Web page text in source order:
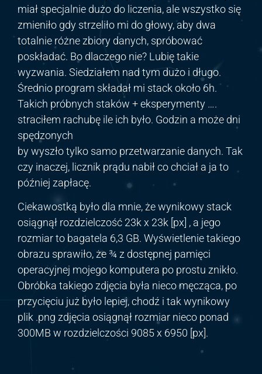
miał specjalnie dużo do liczenia, ale wszystko się
zmieniło gdy strzeliło mi do głowy, aby dwa
totalnie różne zbiory danych, spróbować
poskładać. Bo dlaczego nie? Lubię takie
wyzwania. Siedziałem nad tym dużo i długo.
Średnio program składał mi stack około 6h.
Takich próbnych staków + eksperymenty ….
straciłem rachubę ile ich było. Godzin a może dni
spędzonych
by wyszło tylko samo przetwarzanie danych. Tak
czy inaczej, licznik prądu nabił co chciał a ja to
później zapłacę.
Ciekawostką było dla mnie, że wynikowy stack
osiągnął rozdzielczość 23k x 23k [px] , a jego
rozmiar to bagatela 6,3 GB. Wyświetlenie takiego
obrazu sprawiło, że ¾ z dostępnej pamięci
operacyjnej mojego komputera po prostu znikło.
Obróbka takiego zdjęcia była nieco męcząca, po
przycięciu już było lepiej, chodź i tak wynikowy
plik .png zdjęcia osiągnął rozmiar nieco ponad
300MB w rozdzielczości 9085 x 6950 [px].